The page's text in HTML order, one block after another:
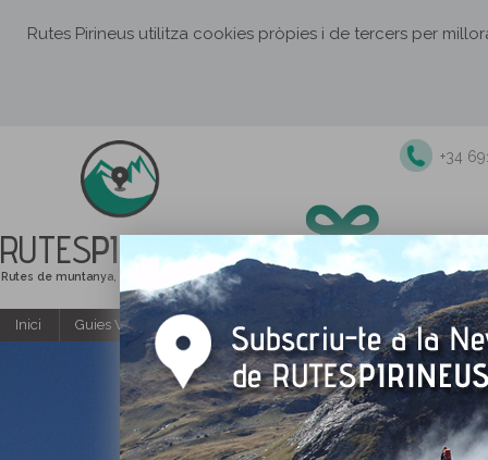
Rutes Pirineus utilitza cookies pròpies i de tercers per
RUTESPIRINEUS
Rutes de muntanya, senderisme i excursions
+34
Inici Guies Web i PDF gratuïtes Excursions i activitats